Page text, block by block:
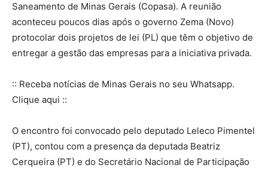
Saneamento de Minas Gerais (Copasa). A reunião
aconteceu poucos dias após o governo Zema (Novo)
protocolar dois projetos de lei (PL) que têm o objetivo de
entregar a gestão das empresas para a iniciativa privada.
:: Receba notícias de Minas Gerais no seu Whatsapp.
Clique aqui ::
O encontro foi convocado pelo deputado Leleco Pimentel
(PT), contou com a presença da deputada Beatriz
Cerqueira (PT) e do Secretário Nacional de Participação